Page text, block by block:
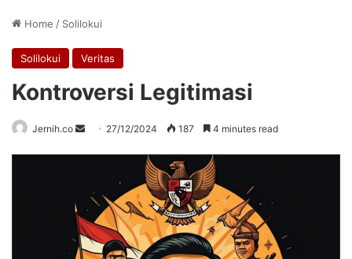
Home / Solilokui
Solilokui Veritas
Kontroversi Legitimasi
Jernih.co
Send 27/12/2024 187 4 minutes read